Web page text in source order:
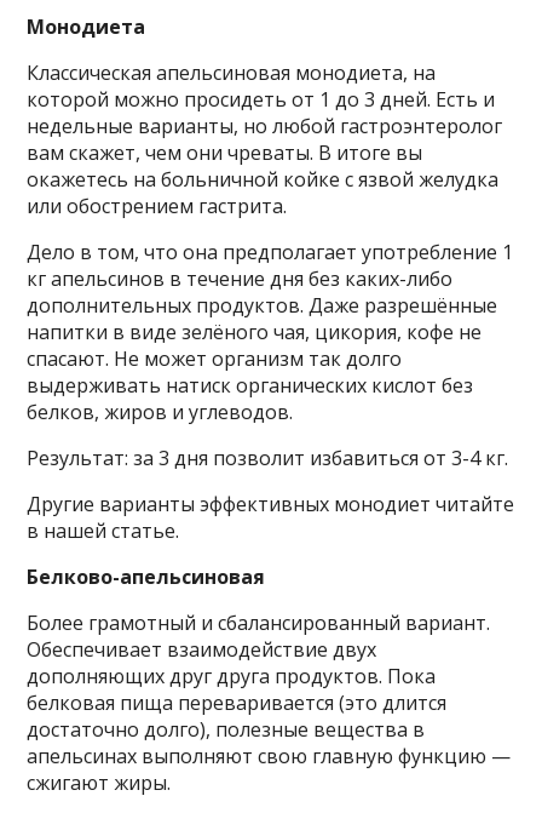
Монодиета
Классическая апельсиновая монодиета, на
которой можно просидеть от 1 до 3 дней. Есть и
недельные варианты, но любой гастроэнтеролог
вам скажет, чем они чреваты. В итоге вы
окажетесь на больничной койке с язвой желудка
или обострением гастрита.
Дело в том, что она предполагает употребление 1
кг апельсинов в течение дня без каких-либо
дополнительных продуктов. Даже разрешённые
напитки в виде зелёного чая, цикория, кофе не
спасают. Не может организм так долго
выдерживать натиск органических кислот без
белков, жиров и углеводов.
Результат: за 3 дня позволит избавиться от 3-4 кг.
Другие варианты эффективных монодиет читайте
в нашей статье.
Белково-апельсиновая
Более грамотный и сбалансированный вариант.
Обеспечивает взаимодействие двух
дополняющих друг друга продуктов. Пока
белковая пища переваривается (это длится
достаточно долго), полезные вещества в
апельсинах выполняют свою главную функцию —
сжигают жиры.